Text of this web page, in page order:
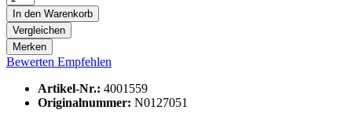
In den Warenkorb
Vergleichen
Merken
Bewerten Empfehlen
Artikel-Nr.: 4001559
Originalnummer: N0127051